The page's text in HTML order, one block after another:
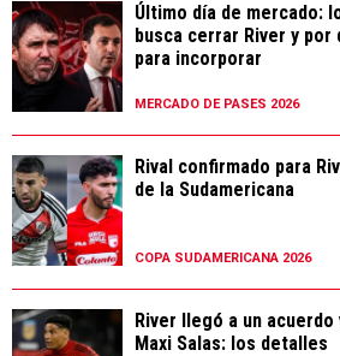
Último día de mercado:
busca cerrar River y
para incorporar
MERCADO DE PASES 2026
Rival confirmado para
de la Sudamericana
COPA SUDAMERICANA 2026
River llegó a un
Maxi Salas: los detalles